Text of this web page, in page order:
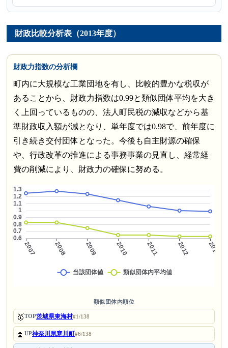
財政比較分析表（2013年度）
財政力指数の分析欄
町内に大規模な工業団地を有し、比較的豊かな税収が
あることから、財政力指数は0.99と類似団体平均を大き
く上回っているものの、法人町民税の減収などから基
準財政収入額が減となり、単年度では0.98で、前年度に
引き続き交付団体となった。今後も自主財源の確保
や、行政改革の推進による事務事業の見直し、経常経
費の削減により、財政力の確保に努める。
類似団体内順位
🥇TOP茨城県東海村#1/138
⏫UP神奈川県寒川町#6/138